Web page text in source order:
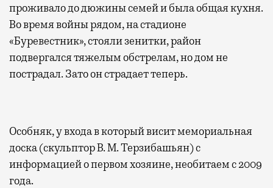
проживало до дюжины семей и была общая кухня.
Во время войны рядом, на стадионе
«Буревестник», стояли зенитки, район
подвергался тяжелым обстрелам, но дом не
пострадал. Зато он страдает теперь.
Особняк, у входа в который висит мемориальная
доска (скульптор В. М. Терзибашьян) с
информацией о первом хозяине, необитаем с 2009
года.